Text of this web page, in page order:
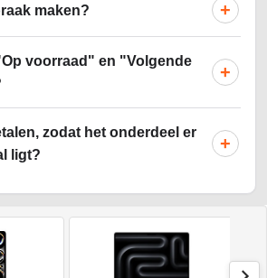
maken? +
voorraad" en "Volgende
+
zodat het onderdeel er
ligt?
+